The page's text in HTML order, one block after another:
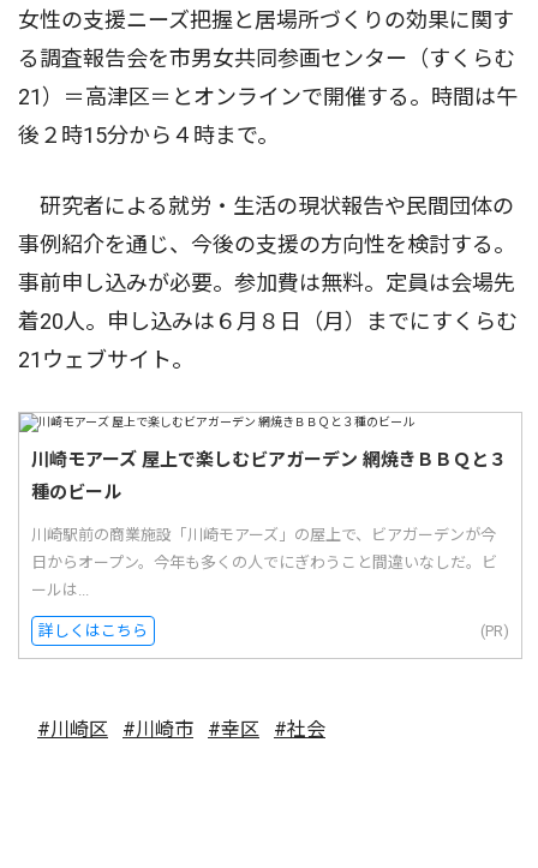
女性の支援ニーズ把握と居場所づくりの効果に関す
る調査報告会を市男女共同参画センター（すくらむ
21）＝高津区＝とオンラインで開催する。時間は午
後２時15分から４時まで。
研究者による就労・生活の現状報告や民間団体の
事例紹介を通じ、今後の支援の方向性を検討する。
事前申し込みが必要。参加費は無料。定員は会場先
着20人。申し込みは６月８日（月）までにすくらむ
21ウェブサイト。
川崎モアーズ 屋上で楽しむビアガーデン 網焼きＢＢＱと３
種のビール
川崎駅前の商業施設「川崎モアーズ」の屋上で、ビアガーデンが今
日からオープン。今年も多くの人でにぎわうこと間違いなしだ。ビ
ールは...
詳しくはこちら (PR)
#川崎区 #川崎市 #幸区 #社会